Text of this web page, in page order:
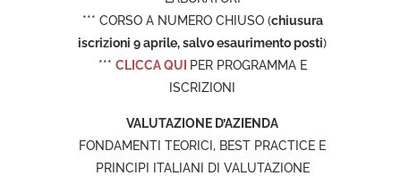
*** CORSO A NUMERO CHIUSO (chiusura
iscrizioni 9 aprile, salvo esaurimento posti)
*** CLICCA QUI
PER PROGRAMMA E
ISCRIZIONI
VALUTAZIONE D’AZIENDA
FONDAMENTI TEORICI, BEST PRACTICE E
PRINCIPI ITALIANI DI VALUTAZIONE